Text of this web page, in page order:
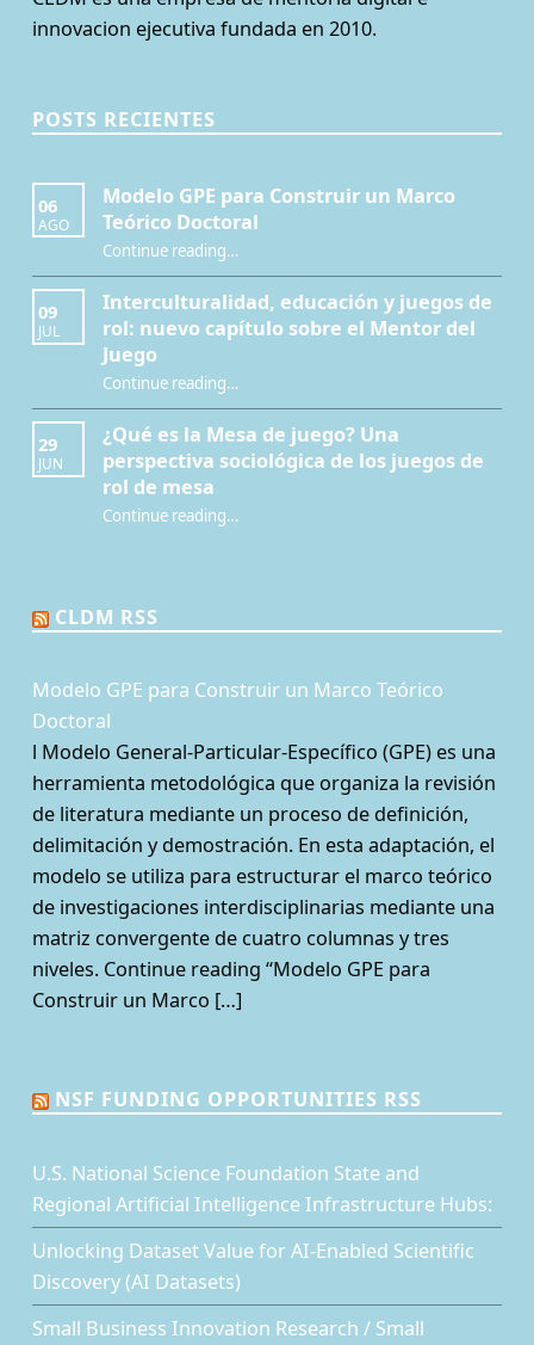
innovacion ejecutiva fundada en 2010.
POSTS RECIENTES
06
AGO
Modelo GPE para Construir un Marco
Teórico Doctoral
Continue reading“Modelo GPE para Construir un Marco Teórico Doctoral”
…
09
JUL
Interculturalidad, educación y juegos de
rol: nuevo capítulo sobre el Mentor del
Juego
Continue reading“Interculturalidad, educación y juegos de rol: nuevo capítulo sobre el Mentor del Juego”
…
29
JUN
¿Qué es la Mesa de juego? Una
perspectiva sociológica de los juegos de
rol de mesa
Continue reading“¿Qué es la Mesa de juego? Una perspectiva sociológica de los juegos de rol de mesa”
…
CLDM RSS
Modelo GPE para Construir un Marco Teórico
Doctoral
l Modelo General-Particular-Específico (GPE) es una
herramienta metodológica que organiza la revisión
de literatura mediante un proceso de definición,
delimitación y demostración. En esta adaptación, el
modelo se utiliza para estructurar el marco teórico
de investigaciones interdisciplinarias mediante una
matriz convergente de cuatro columnas y tres
niveles. Continue reading “Modelo GPE para
Construir un Marco […]
NSF FUNDING OPPORTUNITIES RSS
U.S. National Science Foundation State and
Regional Artificial Intelligence Infrastructure Hubs:
Unlocking Dataset Value for AI-Enabled Scientific
Discovery (AI Datasets)
Small Business Innovation Research / Small